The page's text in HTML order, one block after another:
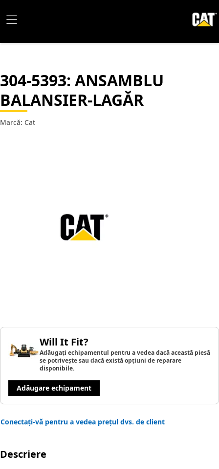
304-5393: ANSAMBLU
BALANSIER-LAGĂR
Marcă: Cat
Will It Fit?
Adăugați echipamentul pentru a vedea dacă această piesă
se potrivește sau dacă există opțiuni de reparare
disponibile.
Adăugare echipament
Conectați-vă pentru a vedea prețul dvs. de client
Descriere